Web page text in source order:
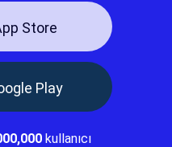
Store
Play
kullanıcı